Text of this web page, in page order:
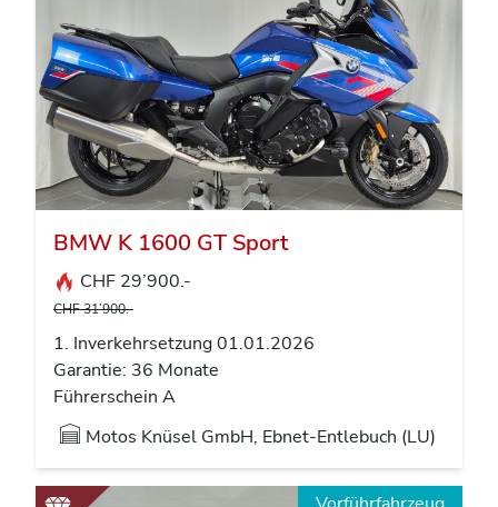
BMW K 1600 GT Sport
CHF 29’900.-
CHF 31’900.-
1. Inverkehrsetzung 01.01.2026
Garantie: 36 Monate
Führerschein A
Motos Knüsel GmbH, Ebnet-Entlebuch (LU)